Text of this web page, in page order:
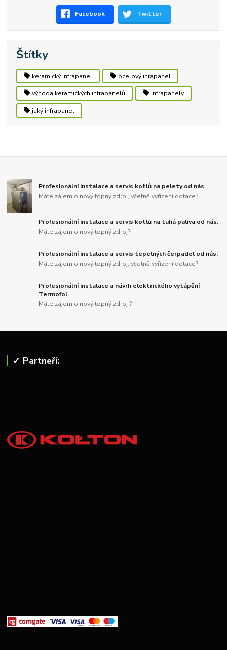
Facebook Twitter
Štítky
keramický infrapanel ocelový inrapanel
výhoda keramických infrapanelů infrapanely
jaký infrapanel
Profesionální instalace a servis kotlů na pelety od nás.
Máte zájem o nový topný zdroj, včetně vyřízení dotace?
Profesionální instalace a servis kotlů na tuhá paliva od nás.
Máte zájem o nový topný zdroj?
Profesionální instalace a servis tepelných čerpadel od nás.
Máte zájem o nový topný zdroj, včetně vyřízení dotace?
Profesionální instalace a návrh elektrického vytápění
Termofol.
Máte zájem o nový topný zdroj ?
✓ Partneři: